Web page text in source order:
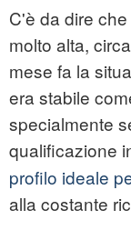
C'è da dire
molto alta,
mese fa la
era stabile
specialmente
qualificazione
profilo ideale
alla costante